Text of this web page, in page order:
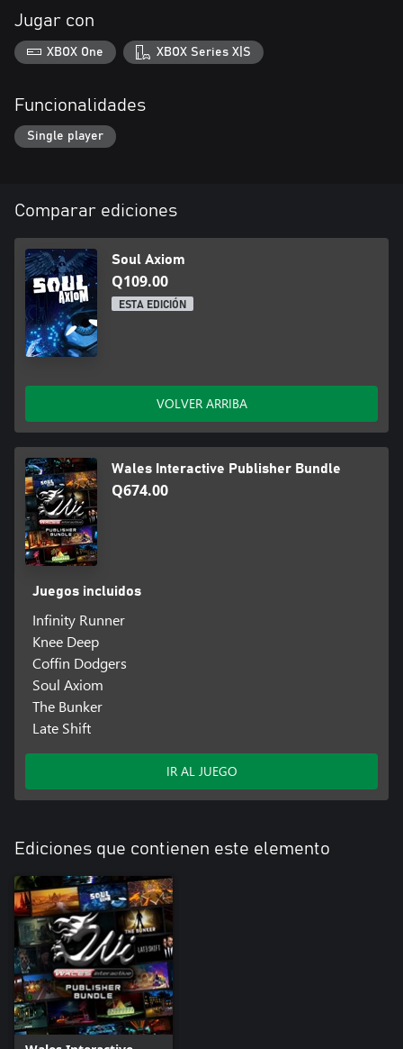
múltiples finales que descubrir. Descubre Elysia. Antes, ahora y
siempre
Jugar con
XBOX One XBOX Series X|S
Funcionalidades
Single player
Comparar ediciones
Soul Axiom
Q109.00
ESTA EDICIÓN
VOLVER ARRIBA
Wales Interactive Publisher Bundle
Q674.00
Juegos incluidos
Infinity Runner
Knee Deep
Coffin Dodgers
Soul Axiom
The Bunker
Late Shift
IR AL JUEGO
Ediciones que contienen este elemento